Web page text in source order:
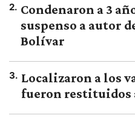
2. Condenaron a 3
suspenso a autor
Bolívar
3. Localizaron a los
fueron restituidos